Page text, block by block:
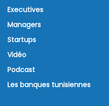
Executives
Managers
Startups
Vidéo
Podcast
Les banques tunisiennes